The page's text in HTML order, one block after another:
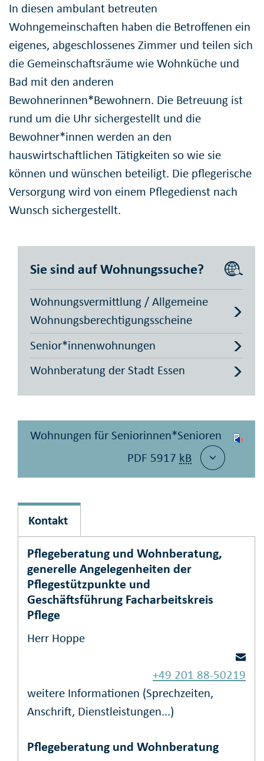
In diesen ambulant betreuten
Wohngemeinschaften haben die Betroffenen ein
eigenes, abgeschlossenes Zimmer und teilen sich
die Gemeinschaftsräume wie Wohnküche und
Bad mit den anderen
Bewohnerinnen*Bewohnern. Die Betreuung ist
rund um die Uhr sichergestellt und die
Bewohner*innen werden an den
hauswirtschaftlichen Tätigkeiten so wie sie
können und wünschen beteiligt. Die pflegerische
Versorgung wird von einem Pflegedienst nach
Wunsch sichergestellt.
Sie sind auf Wohnungssuche?
Wohnungsvermittlung / Allgemeine
Wohnungsberechtigungsscheine
Senior*innenwohnungen
Wohnberatung der Stadt Essen
Wohnungen für Seniorinnen*Senioren
PDF 5917 kB
Kontakt
Pflegeberatung und Wohnberatung,
generelle Angelegenheiten der
Pflegestützpunkte und
Geschäftsführung Facharbeitskreis
Pflege
Herr Hoppe
+49 201 88-50219
weitere Informationen (Sprechzeiten,
Anschrift, Dienstleistungen...)
Pflegeberatung und Wohnberatung